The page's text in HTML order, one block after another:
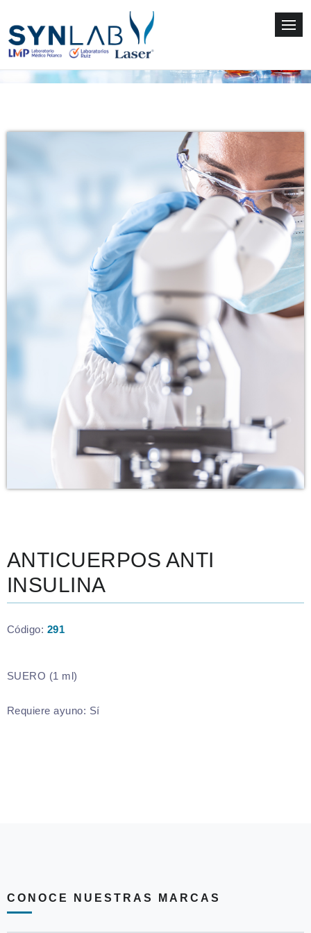
ANTICUERPOS ANTI
INSULINA
Código: 291
SUERO (1 ml)
Requiere ayuno: Sí
CONOCE NUESTRAS MARCAS